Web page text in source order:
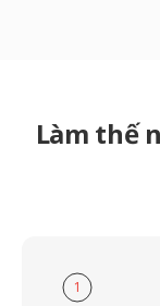
Làm thế
1